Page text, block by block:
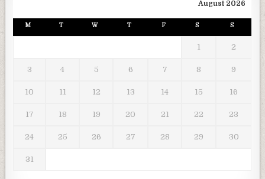
August 2026
M T W T F S S
1 2
3 4 5 6 7 8 9
10 11 12 13 14 15 16
17 18 19 20 21 22 23
24 25 26 27 28 29 30
31